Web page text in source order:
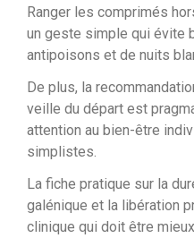
Ranger les comprimés
un geste simple qui évite
antipoisons et de nuits
De plus, la
veille du départ est
attention au bien-être
simplistes.
La fiche pratique sur la
galénique et la libération
clinique qui doit être